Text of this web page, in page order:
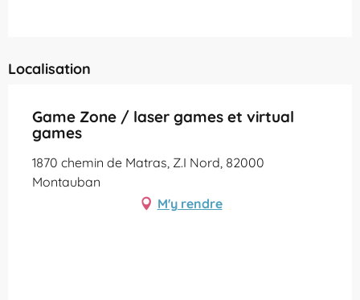
Localisation
Game Zone / laser games et virtual
games
1870 chemin de Matras, Z.I Nord, 82000
Montauban
M'y rendre